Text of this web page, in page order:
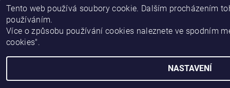
Tento web používá soubory cookie. Dalším procházením
používáním.
Více o způsobu používání cookies naleznete ve spodním
cookies".
NASTAVENÍ